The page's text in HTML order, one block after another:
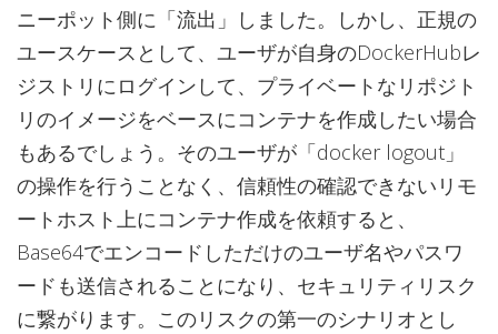
ニーポット側に「流出」しました。しかし、正規の
ユースケースとして、ユーザが自身のDockerHubレ
ジストリにログインして、プライベートなリポジト
リのイメージをベースにコンテナを作成したい場合
もあるでしょう。そのユーザが「docker logout」
の操作を行うことなく、信頼性の確認できないリモ
ートホスト上にコンテナ作成を依頼すると、
Base64でエンコードしただけのユーザ名やパスワ
ードも送信されることになり、セキュリティリスク
に繋がります。このリスクの第一のシナリオとし